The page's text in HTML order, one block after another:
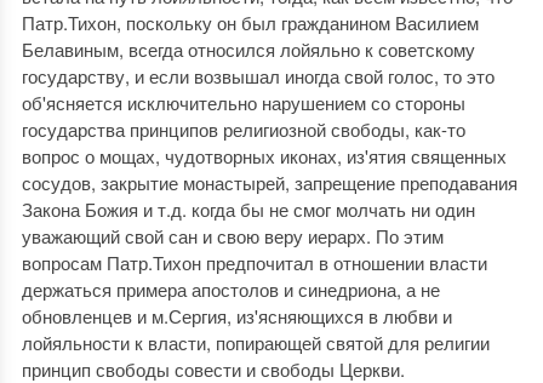
Патр.Тихон, поскольку он был гражданином Василием
Белавиным, всегда относился лойяльно к советскому
государству, и если возвышал иногда свой голос, то это
об'ясняется исключительно нарушением со стороны
государства принципов религиозной свободы, как-то
вопрос о мощах, чудотворных иконах, из'ятия священных
сосудов, закрытие монастырей, запрещение преподавания
Закона Божия и т.д. когда бы не смог молчать ни один
уважающий свой сан и свою веру иерарх. По этим
вопросам Патр.Тихон предпочитал в отношении власти
держаться примера апостолов и синедриона, а не
обновленцев и м.Сергия, из'ясняющихся в любви и
лойяльности к власти, попирающей святой для религии
принцип свободы совести и свободы Церкви.